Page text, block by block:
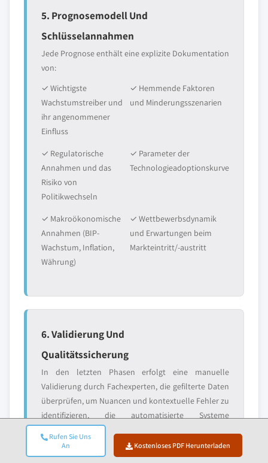
Rufen Sie Uns
An
Kostenloses PDF Herunterladen
5. Prognosemodell Und
Schlüsselannahmen
Jede Prognose enthält eine explizite Dokumentation
von:
✓ Wichtigste
Wachstumstreiber und
ihr angenommener
Einfluss
✓ Hemmende Faktoren
und Minderungsszenarien
✓ Regulatorische
Annahmen und das
Risiko von
Politikwechseln
✓ Parameter der
Technologieadoptionskurve
✓ Makroökonomische
Annahmen (BIP-
Wachstum, Inflation,
Währung)
✓ Wettbewerbsdynamik
und Erwartungen beim
Markteintritt/-austritt
6. Validierung Und
Qualitätssicherung
In den letzten Phasen erfolgt eine manuelle
Validierung durch Fachexperten, die gefilterte Daten
überprüfen, um Nuancen und kontextuelle Fehler zu
identifizieren, die automatisierte Systeme
möglicherweise übersehen. Diese Expertenprüfung
fügt eine kritische Ebene der Qualitätssicherung
hinzu und stellt sicher, dass die Daten den